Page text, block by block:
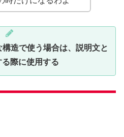
造で使う場合は、説明文と
る際に使用する